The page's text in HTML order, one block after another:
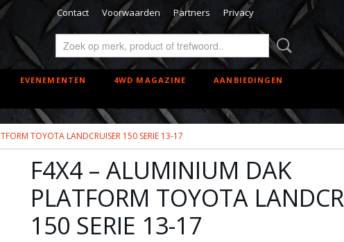
Contact Voorwaarden Partners Privacy
EVENEMENTEN 4WD MAGAZINE AANBIEDINGEN
TOYOTA LANDCRUISER 150 SERIE 13-17
F4X4 – ALUMINIUM DAK
PLATFORM TOYOTA
150 SERIE 13-17